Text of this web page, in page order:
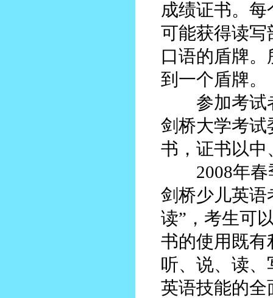
成绩证书。
可能获得读写
口语的盾牌
到一个盾牌。
参加考试者
剑桥大学考试
书，证书以中
2008年春
剑桥少儿英语
读”，考生可
书的使用既有
听、说、读
英语技能的全